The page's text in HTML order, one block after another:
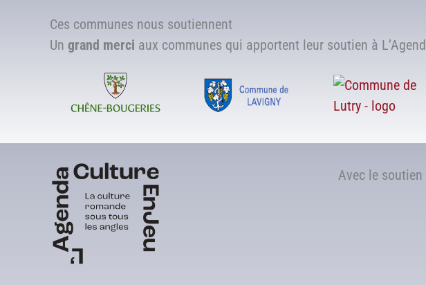
Ces communes nous soutiennent
Un grand merci aux communes qui apportent leur soutien à
Avec le soutien